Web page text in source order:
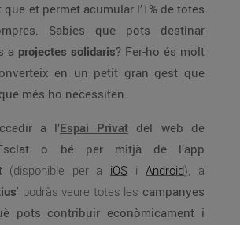
que et permet acumular l’1% de totes
Sabies que pots destinar
a projectes solidaris? Fer-ho és molt
en un petit gran gest que
més ho necessiten.
a l’Espai Privat del web de
o bé per mitjà de l’app
(disponible per a iOS i Android), a
’ podràs veure totes les campanyes
pots contribuir econòmicament i